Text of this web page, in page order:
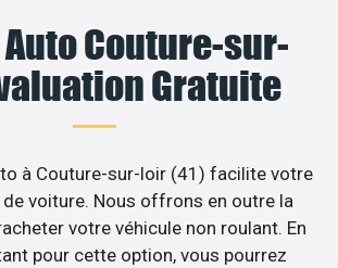
Couture-sur-
Gratuite
à Couture-sur-loir (41) facilite votre
voiture. Nous offrons en outre la
votre véhicule non roulant. En
pour cette option, vous pourrez